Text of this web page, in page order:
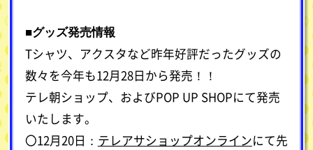
■グッズ発売情報
Tシャツ、アクスタなど昨年好評だったグッズの
数々を今年も12月28日から発売！！
テレ朝ショップ、およびPOP UP SHOPにて発売
いたします。
〇12月20日： テレアサショップオンラインにて先